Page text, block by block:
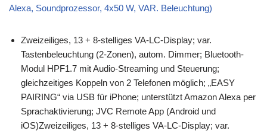
Alexa, Soundprozessor, 4x50 W, VAR. Beleuchtung)
Zweizeiliges, 13 + 8-stelliges VA-LC-Display; var.
Tastenbeleuchtung (2-Zonen), autom. Dimmer; Bluetooth-
Modul HPF1.7 mit Audio-Streaming und Steuerung;
gleichzeitiges Koppeln von 2 Telefonen möglich; „EASY
PAIRING“ via USB für iPhone; unterstützt Amazon Alexa per
Sprachaktivierung; JVC Remote App (Android und
iOS)Zweizeiliges, 13 + 8-stelliges VA-LC-Display; var.